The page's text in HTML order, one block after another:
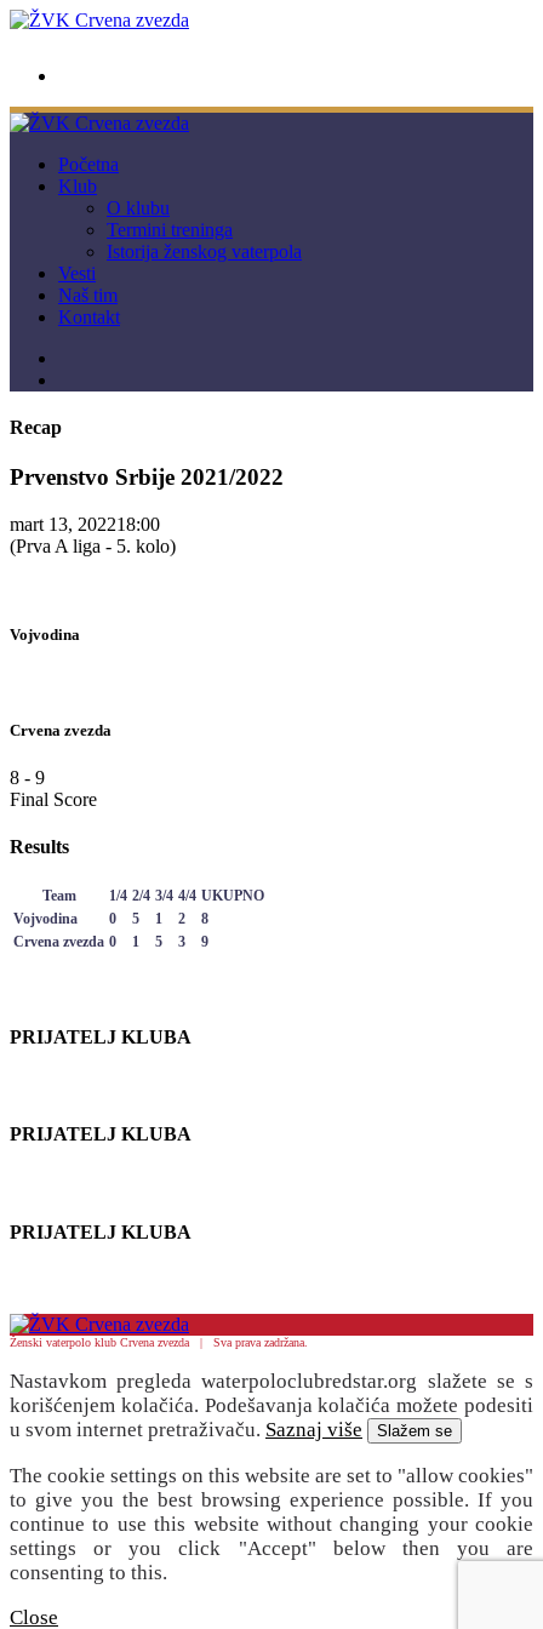
Početna
Klub
O klubu
Termini treninga
Istorija ženskog vaterpola
Vesti
Naš tim
Kontakt
Recap
Prvenstvo Srbije 2021/2022
mart 13, 202218:00
(Prva A liga - 5. kolo)
Vojvodina
Crvena zvezda
8 - 9
Final Score
Results
Team 1/4 2/4 3/4 4/4 UKUPNO
Vojvodina
0 5 1 2
8
Crvena zvezda 0 1 5 3 9
PRIJATELJ KLUBA
PRIJATELJ KLUBA
PRIJATELJ KLUBA
Ženski vaterpolo klub Crvena zvezda | Sva prava zadržana.
Nastavkom pregleda waterpoloclubredstar.org slažete se s
korišćenjem kolačića. Podešavanja kolačića možete podesiti
u svom internet pretraživaču. Saznaj više Slažem se
The cookie settings on this website are set to "allow cookies"
to give you the best browsing experience possible. If you
continue to use this website without changing your cookie
settings or you click "Accept" below then you are
consenting to this.
Close